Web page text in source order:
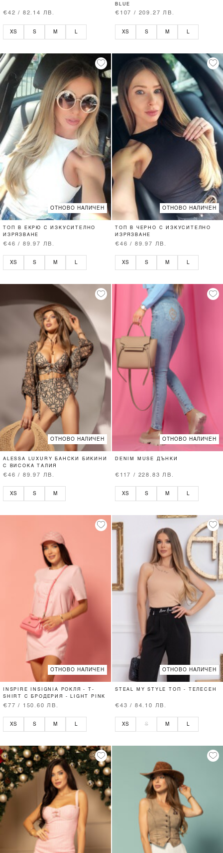
€42 / 82.14 ЛВ.
XS S M
BLUE
€107 / 209.27 ЛВ.
XS S M
ОТНОВО НАЛИЧЕН
ТОП В ЕКРЮ С ИЗКУСИТЕЛНО
ИЗРЯЗВАНЕ
€46 / 89.97 ЛВ.
XS S M L
ОТНОВО НАЛИЧЕН
ТОП В ЧЕРНО С ИЗКУСИТЕЛНО
ИЗРЯЗВАНЕ
€46 / 89.97 ЛВ.
XS S M L
ОТНОВО НАЛИЧЕН
ALESSA LUXURY БАНСКИ БИКИНИ
С ВИСОКА ТАЛИЯ
€46 / 89.97 ЛВ.
XS S M
ОТНОВО НАЛИЧЕН
DENIM MUSE ДЪНКИ
€117 / 228.83 ЛВ.
XS S M
ОТНОВО НАЛИЧЕН
INSPIRE INSIGNIA РОКЛЯ - T-
SHIRT С БРОДЕРИЯ - LIGHT PINK
€77 / 150.60 ЛВ.
XS S M L
ОТНОВО НАЛИЧЕН
STEAL MY STYLE ТОП - ТЕЛЕСЕН
€43 / 84.10 ЛВ.
XS S M L